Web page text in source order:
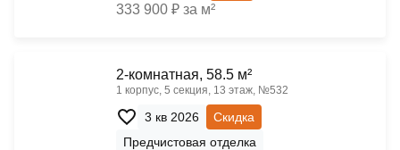
333 900 ₽ за м²
2-комнатная, 58.5 м²
1 корпус, 5 секция, 13 этаж, №532
3 кв 2026
Скидка
Предчистовая отделка